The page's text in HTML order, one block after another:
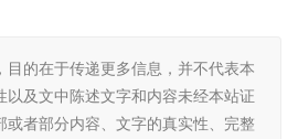
目的在于传递更多信息，并不代表本
以及文中陈述文字和内容未经本站证
或者部分内容、文字的真实性、完整